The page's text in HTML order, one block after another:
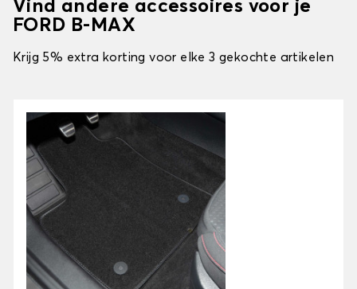
Vind andere accessoires voor je
FORD B-MAX
Krijg 5% extra korting voor elke 3 gekochte artikelen